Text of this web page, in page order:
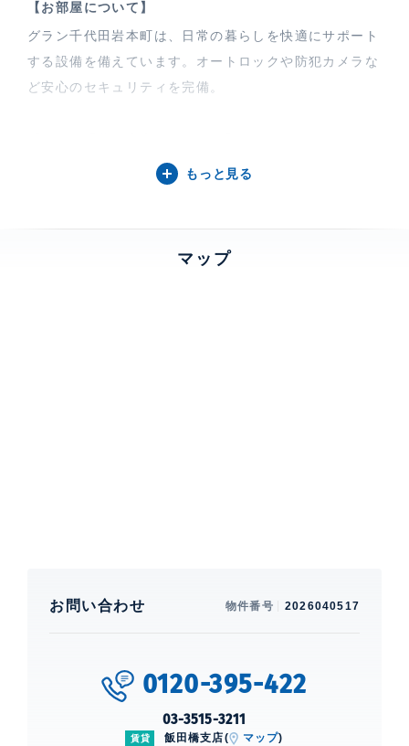
【お部屋について】
グラン千代田岩本町は、日常の暮らしを快適にサポート
する設備を備えています。オートロックや防犯カメラな
ど安心のセキュリティを完備。
ビジネスエリアと生活利便の融合する千代田区岩本町に
(110m、徒歩2分)があり、緑豊かな環境です。
内ゴミ置場、 オートロック、 TVモニ
建物詳細
もっと見る
マップ
お問い合わせ 物件番号 2026040517
0120-395-422
03-3515-3211
賃貸 飯田橋支店( マップ)